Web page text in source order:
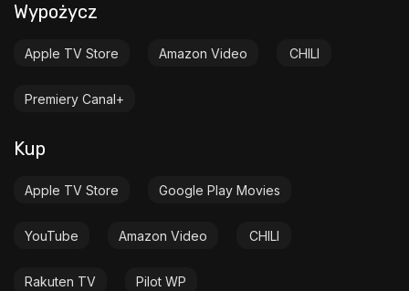
Wypożycz
Apple TV Store Amazon Video CHILI
Premiery Canal+
Kup
Apple TV Store Google Play Movies
YouTube Amazon Video CHILI
Rakuten TV Pilot WP